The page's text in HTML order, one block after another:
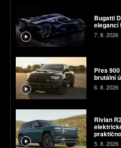
Bugatti
elegancí
7. 8. 2026
Přes
brutální
6. 8. 2026
Rivian
5. 8. 2026